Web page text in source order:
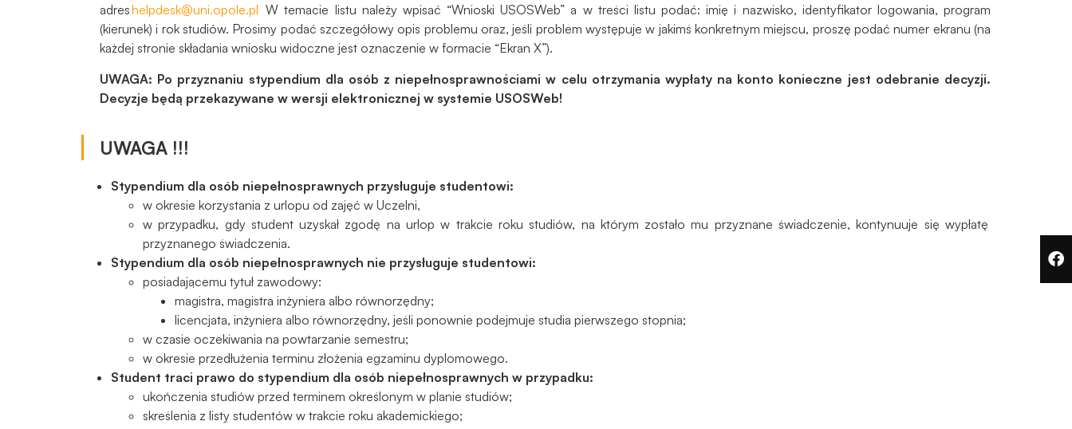
adreshelpdesk@uni.opole.plW temacie listu należy wpisać “Wnioski USOSWeb” a w treści listu podać: imię i nazwisko, identyfikator logowania, program
(kierunek) i rok studiów. Prosimy podać szczegółowy opis problemu oraz, jeśli problem występuje w jakimś konkretnym miejscu, proszę podać numer ekranu (na
każdej stronie składania wniosku widoczne jest oznaczenie w formacie “Ekran X”).
UWAGA: Po przyznaniu stypendium dla osób z niepełnosprawnościami w celu otrzymania wypłaty na konto konieczne jest odebranie decyzji.
Decyzje będą przekazywane w wersji elektronicznej w systemie USOSWeb!
UWAGA !!!
Stypendium dla osób niepełnosprawnych przysługuje studentowi:
w okresie korzystania z urlopu od zajęć w Uczelni,
w przypadku, gdy student uzyskał zgodę na urlop w trakcie roku studiów, na którym zostało mu przyznane świadczenie, kontynuuje się wypłatę
przyznanego świadczenia.
Stypendium dla osób niepełnosprawnych nie przysługuje studentowi:
posiadającemu tytuł zawodowy:
magistra, magistra inżyniera albo równorzędny;
licencjata, inżyniera albo równorzędny, jeśli ponownie podejmuje studia pierwszego stopnia;
w czasie oczekiwania na powtarzanie semestru;
w okresie przedłużenia terminu złożenia egzaminu dyplomowego.
Student traci prawo do stypendium dla osób niepełnosprawnych w przypadku:
ukończenia studiów przed terminem określonym w planie studiów;
skreślenia z listy studentów w trakcie roku akademickiego;
Doświadczenie
internetowa
niektóre funkcje
Marketing
zainteresowania i